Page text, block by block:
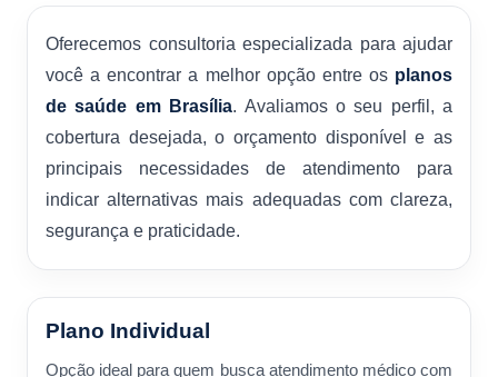
Oferecemos consultoria especializada para ajudar
você a encontrar a melhor opção entre os planos
de saúde em Brasília. Avaliamos o seu perfil, a
cobertura desejada, o orçamento disponível e as
principais necessidades de atendimento para
indicar alternativas mais adequadas com clareza,
segurança e praticidade.
Plano Individual
Opção ideal para quem busca atendimento médico com